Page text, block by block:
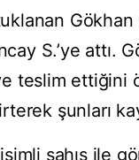
Gökhan
S.’ye attı.
teslim ettiğini
şunları
isimli şahıs ile